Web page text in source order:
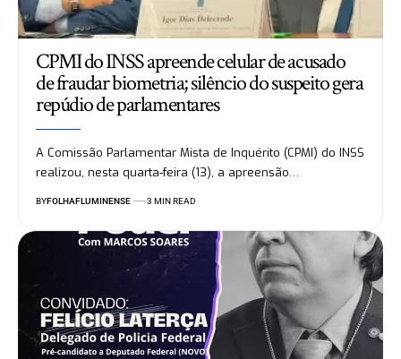
CPMI do INSS apreende celular de acusado
de fraudar biometria; silêncio do suspeito gera
repúdio de parlamentares
A Comissão Parlamentar Mista de Inquérito (CPMI) do INSS
realizou, nesta quarta-feira (13), a apreensão…
BYFOLHAFLUMINENSE 3 MIN READ